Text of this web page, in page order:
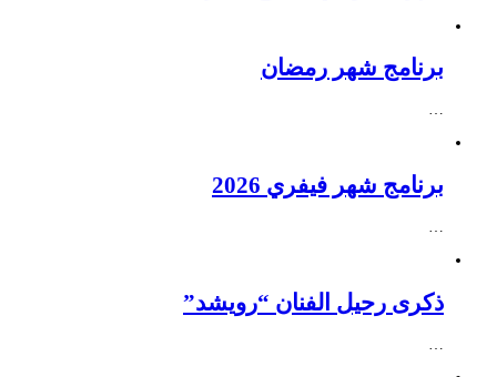
برنامج شهر رمضان
…
برنامج شهر فيفري 2026
…
ذكرى رحيل الفنان “رويشد”
…